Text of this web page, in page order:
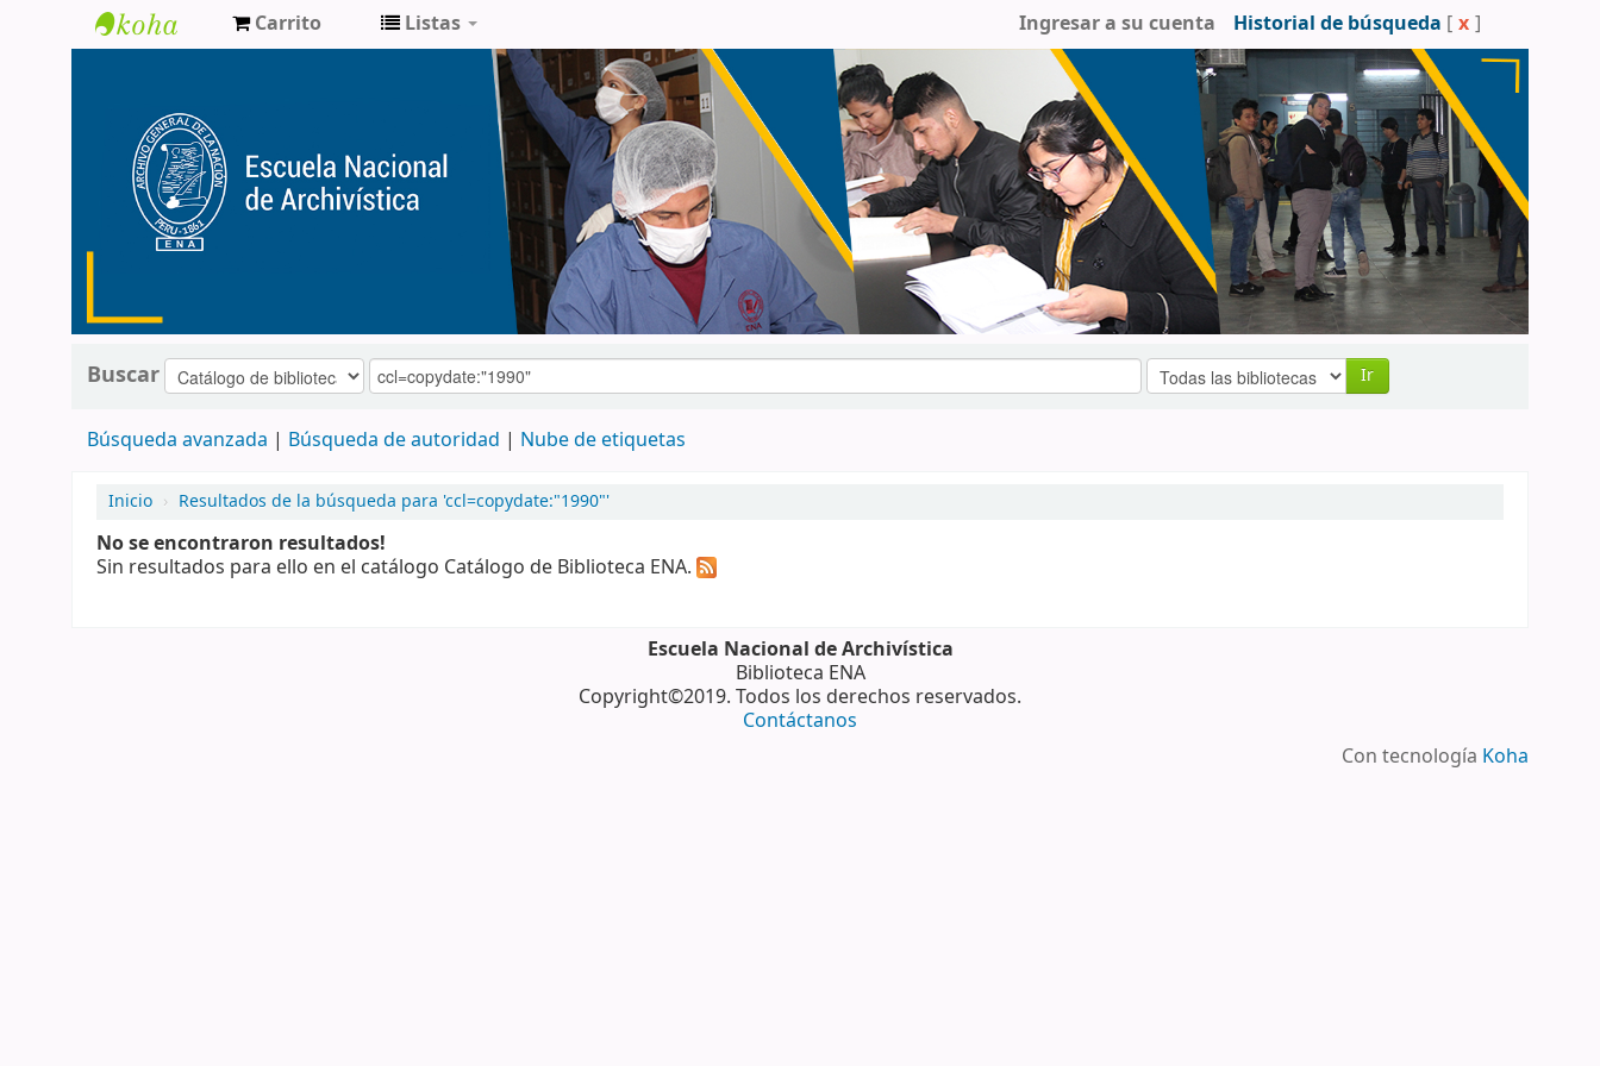
Biblioteca
ENA
Carrito Listas Ingresar a su cuenta Historial de búsqueda [ x ]
Buscar Ir
Búsqueda avanzada Búsqueda de autoridad Nube de etiquetas
Inicio › Resultados de la búsqueda para 'ccl=copydate:"1990"'
No se encontraron resultados!
Sin resultados para ello en el catálogo Catálogo de Biblioteca ENA.
Escuela Nacional de Archivística
Biblioteca ENA
Copyright©2019. Todos los derechos reservados.
Contáctanos
Con tecnología Koha